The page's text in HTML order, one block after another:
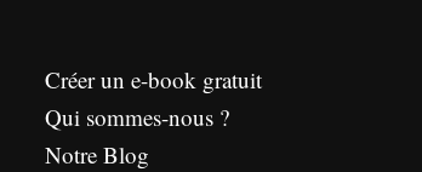
Créer un e-book gratuit
Qui sommes-nous ?
Notre Blog